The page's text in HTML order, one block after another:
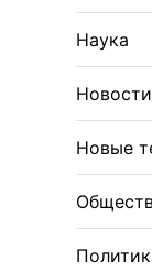
Наука
Новости
Новые